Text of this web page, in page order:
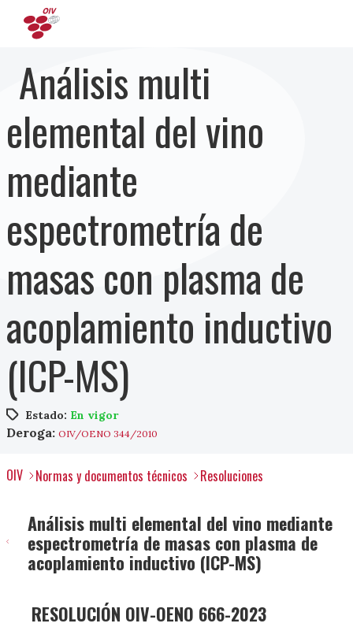
Análisis multi
elemental del vino
mediante
espectrometría de
masas con plasma de
acoplamiento inductivo
(ICP-MS)
Estado: En vigor
Deroga: OIV/OENO 344/2010
OIV Normas y documentos técnicos Resoluciones
Análisis multi elemental del vino mediante
espectrometría de masas con plasma de
acoplamiento inductivo (ICP-MS)
RESOLUCIÓN OIV-OENO 666-2023